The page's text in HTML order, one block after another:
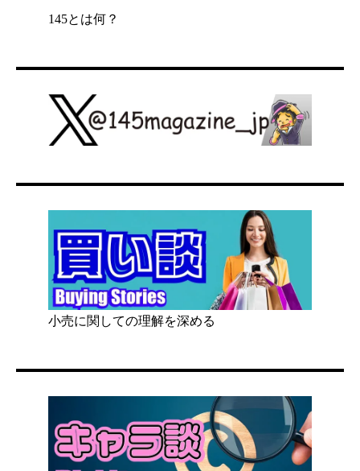
145とは何？
小売に関しての理解を深める